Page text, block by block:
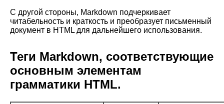
С другой стороны, Markdown подчеркивает
читабельность и краткость и преобразует письменный
документ в HTML для дальнейшего использования.
Теги Markdown, соответствующие
основным элементам
грамматики HTML.